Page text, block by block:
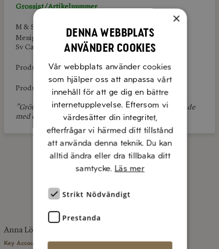
Grossist/Artikelnummer
M & S:
Menigo:
Sv Cater: 26646
Produktlänk: Outofhome
Produktlänk: Dabas
”Gröna Manzanilla oliver urkärnade utan lag, kryddade
med chili. Ät direkt ur påsen”
KONTAKTA OSS
Anna Löfgren
Key Account Manager, Region Mellan/Norr
×
Denna webbplats
använder cookies
Vår webbplats använder cookies
som hjälper oss att anpassa vårt
innehåll för att ge dig en bättre
internetupplevelse. Eftersom vi
värdesätter din integritet,
efterfrågar vi härmed ditt tillstånd
att använda denna teknik. Du kan
alltid ändra eller dra tillbaka ditt
samtycke. Läs mer
Strikt Nödvändigt
Prestanda